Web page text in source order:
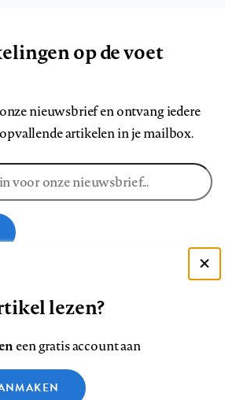
op de voet
nieuwsbrief en ontvang iedere
artikelen in je mailbox.
ons
op
Privacy
lezen?
een gratis account aan